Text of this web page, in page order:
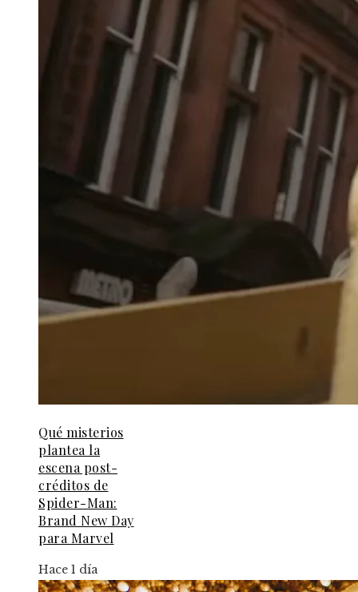
Qué misterios
plantea la
escena post-
créditos de
Spider-Man:
Brand New Day
para Marvel
Hace 1 día